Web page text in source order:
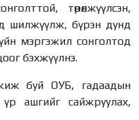
төрөлжүүлсэн,
шилжүүлж, бүрэн дунд
мэргэжил сонголтод
бэхжүүлнэ.
буй ОУБ, гадаадын
үр ашгийг сайжруулах,